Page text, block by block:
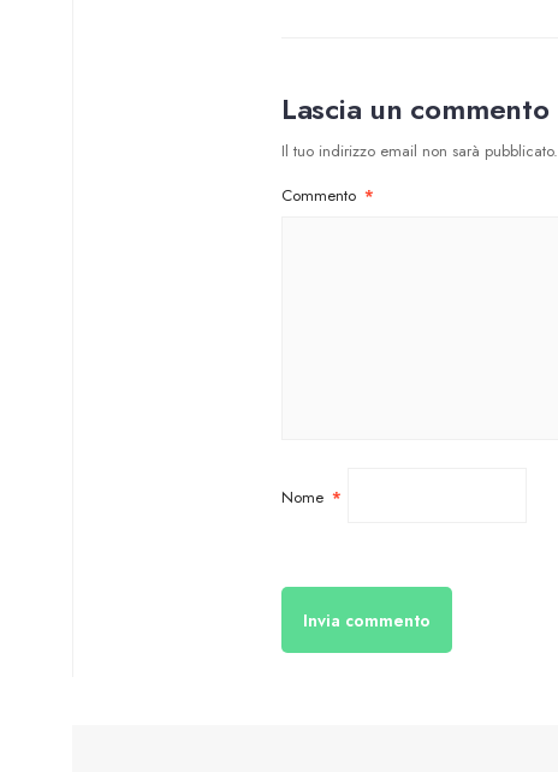
Lascia un commento
Il tuo indirizzo email non sarà pubblicato.
Commento *
Nome *